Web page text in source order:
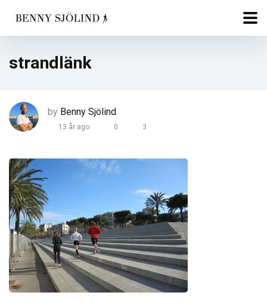
strandlänk
by Benny Sjölind
13 år ago 0 3